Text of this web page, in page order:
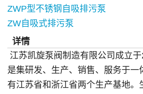
ZWP型不锈钢自吸排污泵
ZW自吸式排污泵
详情
江苏凯旋泵阀制造有限公司成立于
是集研发、生产、销售、服务于一
有江苏省和浙江省两个生产基地。